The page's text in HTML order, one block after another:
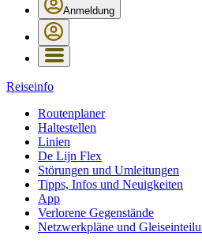
Anmeldung
Reiseinfo
Routenplaner
Haltestellen
Linien
De Lijn Flex
Störungen und Umleitungen
Tipps, Infos und Neuigkeiten
App
Verlorene Gegenstände
Netzwerkpläne und